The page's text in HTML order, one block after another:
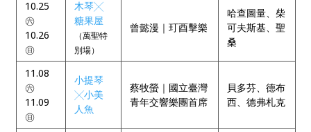
10.25
㊅
10.26
㊐
木琴╳
糖果屋
（萬聖特
別場）
曾懿漫｜玎酉擊樂
哈查圖量、柴
可夫斯基、聖
桑
11.08
㊅
11.09
㊐
小提琴
╳小美
人魚
蔡牧螢｜國立臺灣
青年交響樂團首席
貝多芬、德布
西、德弗札克